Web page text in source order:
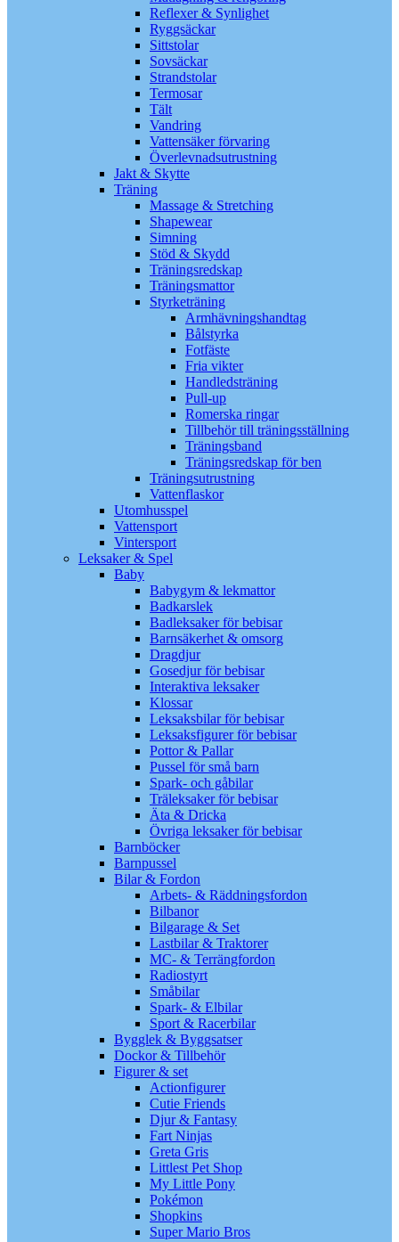
Reflexer & Synlighet
Ryggsäckar
Sittstolar
Sovsäckar
Strandstolar
Termosar
Tält
Vandring
Vattensäker förvaring
Överlevnadsutrustning
Jakt & Skytte
Träning
Massage & Stretching
Shapewear
Simning
Stöd & Skydd
Träningsredskap
Träningsmattor
Styrketräning
Armhävningshandtag
Bålstyrka
Fotfäste
Fria vikter
Handledsträning
Pull-up
Romerska ringar
Tillbehör till träningsställning
Träningsband
Träningsredskap för ben
Träningsutrustning
Vattenflaskor
Utomhusspel
Vattensport
Vintersport
Leksaker & Spel
Baby
Babygym & lekmattor
Badkarslek
Badleksaker för bebisar
Barnsäkerhet & omsorg
Dragdjur
Gosedjur för bebisar
Interaktiva leksaker
Klossar
Leksaksbilar för bebisar
Leksaksfigurer för bebisar
Pottor & Pallar
Pussel för små barn
Spark- och gåbilar
Träleksaker för bebisar
Äta & Dricka
Övriga leksaker för bebisar
Barnböcker
Barnpussel
Bilar & Fordon
Arbets- & Räddningsfordon
Bilbanor
Bilgarage & Set
Lastbilar & Traktorer
MC- & Terrängfordon
Radiostyrt
Småbilar
Spark- & Elbilar
Sport & Racerbilar
Bygglek & Byggsatser
Dockor & Tillbehör
Figurer & set
Actionfigurer
Cutie Friends
Djur & Fantasy
Fart Ninjas
Greta Gris
Littlest Pet Shop
My Little Pony
Pokémon
Shopkins
Super Mario Bros